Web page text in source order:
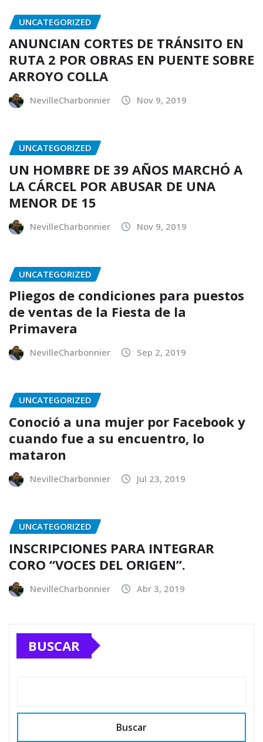
UNCATEGORIZED
ANUNCIAN CORTES DE TRÁNSITO EN
RUTA 2 POR OBRAS EN PUENTE SOBRE
ARROYO COLLA
NevilleCharbonnier Nov 9, 2019
UNCATEGORIZED
UN HOMBRE DE 39 AÑOS MARCHÓ A
LA CÁRCEL POR ABUSAR DE UNA
MENOR DE 15
NevilleCharbonnier Nov 9, 2019
UNCATEGORIZED
Pliegos de condiciones para puestos
de ventas de la Fiesta de la
Primavera
NevilleCharbonnier Sep 2, 2019
UNCATEGORIZED
Conoció a una mujer por Facebook y
cuando fue a su encuentro, lo
mataron
NevilleCharbonnier Jul 23, 2019
UNCATEGORIZED
INSCRIPCIONES PARA INTEGRAR
CORO “VOCES DEL ORIGEN”.
NevilleCharbonnier Abr 3, 2019
BUSCAR
Buscar